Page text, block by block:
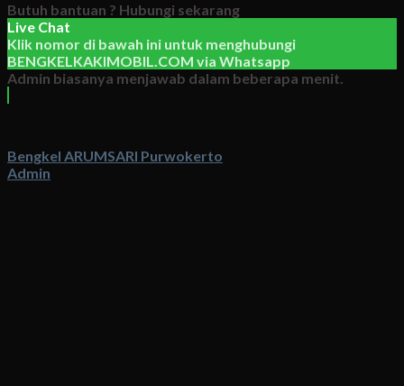
Butuh bantuan ? Hubungi sekarang
Live Chat
Klik nomor di bawah ini untuk menghubungi
BENGKELKAKIMOBIL.COM via Whatsapp
Admin biasanya menjawab dalam beberapa menit.
Bengkel ARUMSARI Purwokerto
Admin